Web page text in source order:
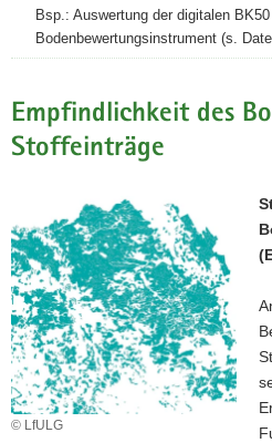
Bsp.: Auswertung der digitalen
Bodenbewertungsinstrument (s.
Empfindlichkeit des
Stoffeinträge
© LfULG